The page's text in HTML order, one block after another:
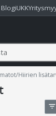
BlogiUKK
Hiirien
filter_list